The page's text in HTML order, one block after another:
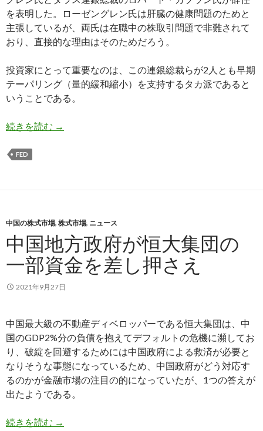
を表明した。ローゼングレン氏は肝臓の健康問題のためと
主張しているが、両氏は在職中の株取引問題で非難されて
おり、直接的な理由はそのためだろう。
投資家にとって重要なのは、この連銀総裁らが2人とも早期
テーパリング（量的緩和縮小）を支持するタカ派であると
いうことである。
続きを読む タカ派の連銀総裁2人が在職中の株取引問題で
→
FED
中国の株式市場, 株式市場, ニュース
中国地方政府が恒大集団の
一部資金を差し押さえ
2021年9月27日
中国最大級の不動産ディベロッパーである恒大集団は、中
国のGDP2%分の負債を抱えてデフォルトの危機に瀕してお
り、破綻を回避するためには中国政府による救済が必要と
なりそうな事態になっているため、中国政府がどう対応す
るのかが金融市場の注目の的になっていたが、1つの答えが
出たようである。
続きを読む 中国地方政府が恒大集団の一部資金を差し押さえ
→